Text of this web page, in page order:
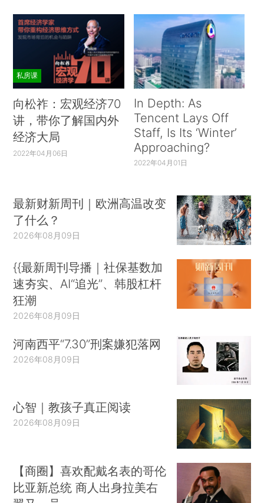
私房课
向松祚：宏观经济70
讲，带你了解国内外
经济大局
2022年04月06日
In Depth: As
Tencent Lays Off
Staff, Is Its ‘Winter’
Approaching?
2022年04月01日
最新财新周刊｜欧洲高温改变
了什么？
2026年08月09日
{{最新周刊导播｜社保基数加
速夯实、AI“追光”、韩股杠杆
狂潮
2026年08月09日
河南西平“7.30”刑案嫌犯落网
2026年08月09日
心智｜教孩子真正阅读
2026年08月09日
【商圈】喜欢配戴名表的哥伦
比亚新总统 商人出身拉美右